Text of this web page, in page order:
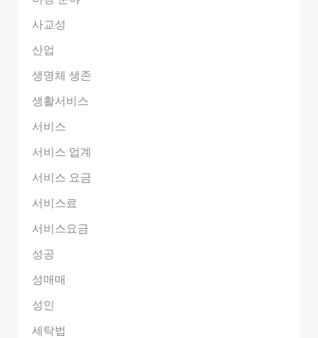
사교성
산업
생명체 생존
생활서비스
서비스
서비스 업계
서비스 요금
서비스료
서비스요금
성공
성매매
성인
세탁법